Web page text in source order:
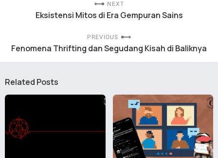
NEXT
Eksistensi Mitos di Era Gempuran Sains
PREVIOUS
Fenomena Thrifting dan Segudang Kisah di Baliknya
Related Posts